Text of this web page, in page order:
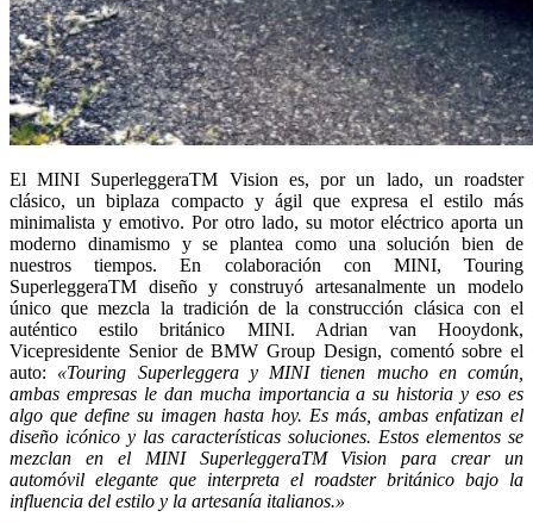
El MINI SuperleggeraTM Vision es, por un lado, un roadster
clásico, un biplaza compacto y ágil que expresa el estilo más
minimalista y emotivo. Por otro lado, su motor eléctrico aporta un
moderno dinamismo y se plantea como una solución bien de
nuestros tiempos. En colaboración con MINI, Touring
SuperleggeraTM diseño y construyó artesanalmente un modelo
único que mezcla la tradición de la construcción clásica con el
auténtico estilo británico MINI. Adrian van Hooydonk,
Vicepresidente Senior de BMW Group Design, comentó sobre el
auto: «Touring Superleggera y MINI tienen mucho en común,
ambas empresas le dan mucha importancia a su historia y eso es
algo que define su imagen hasta hoy. Es más, ambas enfatizan el
diseño icónico y las características soluciones. Estos elementos se
mezclan en el MINI SuperleggeraTM Vision para crear un
automóvil elegante que interpreta el roadster británico bajo la
influencia del estilo y la artesanía italianos.»